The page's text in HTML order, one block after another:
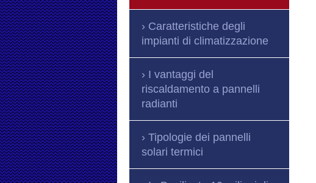
Caratteristiche degli
impianti di climatizzazione
I vantaggi del
riscaldamento a pannelli
radianti
Tipologie dei pannelli
solari termici